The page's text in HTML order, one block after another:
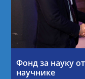
Фонд за науку
научнике